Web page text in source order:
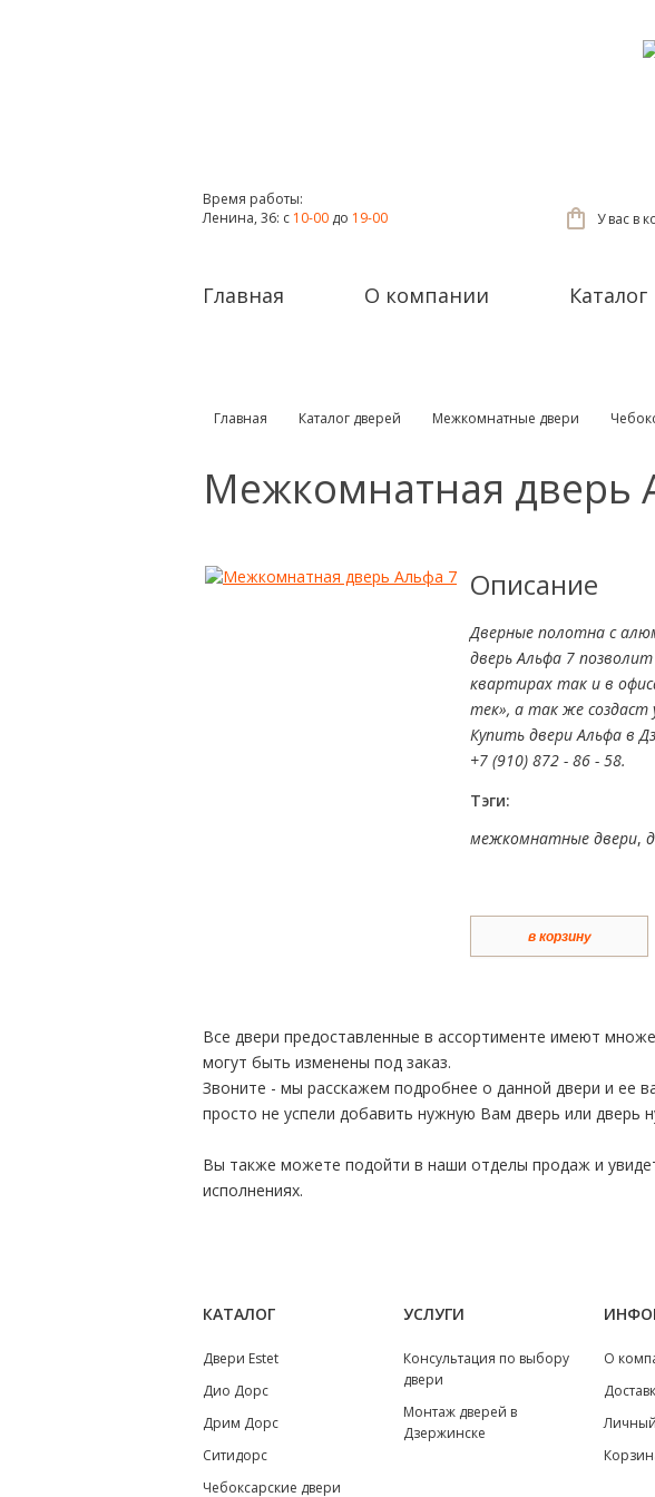
Время работы:
Ленина, 36: с 10-00 до 19-00 У вас в
Главная О компании Каталог
Главная Каталог дверей Межкомнатные двери
Межкомнатная дверь
Описание
Дверные полотна с
дверь Альфа 7
квартирах так и в
тек», а так же создаст
Купить двери Альфа в
+7 (910) 872 - 86 - 58.
Тэги:
межкомнатные двери,
в корзину
Все двери предоставленные в ассортименте имеют
могут быть изменены под заказ.
Звоните - мы расскажем подробнее о данной двери и ее
просто не успели добавить нужную Вам дверь или дверь
Вы также можете подойти в наши отделы продаж и
исполнениях.
КАТАЛОГ
Двери Estet
Дио Дорс
Дрим Дорс
Ситидорс
Чебоксарские двери
УСЛУГИ
Консультация по выбору
двери
Монтаж дверей в
Дзержинске
О